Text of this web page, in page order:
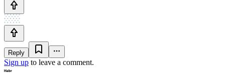
Reply
Sign up to leave a comment.